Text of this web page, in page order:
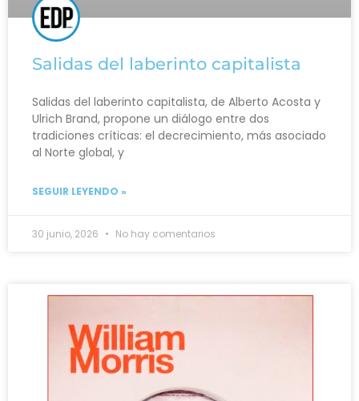
Salidas del laberinto capitalista
Salidas del laberinto capitalista, de Alberto Acosta y
Ulrich Brand, propone un diálogo entre dos
tradiciones críticas: el decrecimiento, más asociado
al Norte global, y
SEGUIR LEYENDO »
30 junio, 2026 No hay comentarios